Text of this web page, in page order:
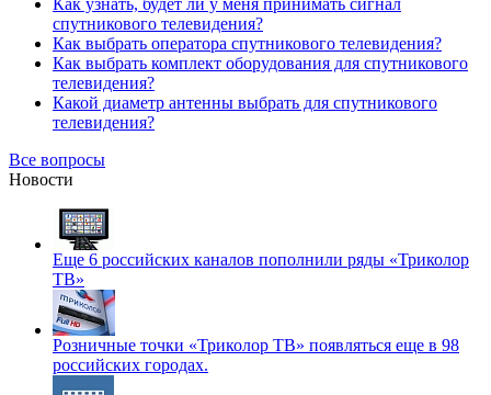
Как узнать, будет ли у меня принимать сигнал
спутникового телевидения?
Как выбрать оператора спутникового телевидения?
Как выбрать комплект оборудования для спутникового
телевидения?
Какой диаметр антенны выбрать для спутникового
телевидения?
Все вопросы
Новости
Еще 6 российских каналов пополнили ряды «Триколор
ТВ»
Розничные точки «Триколор ТВ» появляться еще в 98
российских городах.